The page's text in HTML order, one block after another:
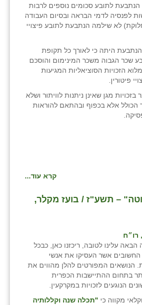
לתובע סכומים נוספים לרבות
לפנסיה לדמי הבראה ובסיום העבודה
לא שילמה הנתבעת לתובע פיצויי
היתה כי לאורך כל תקופת
שכר הגבוה משכר המינימום והוסכם
הזכויות הסוציאליות המגיעות
פיטורין.
מגן שאינן ניתנות לוויתור ושלא
הכולל אלא בכפוף ובהתאם להוראות
קרא עוד...
– תשע"ז / בועז מקלר,
רו״ח
עלינו לטובה, ריכזנו כאן, כבכל
אשר העסיקו את אנשי
הנושאים המפורטים להלן מהווים את
בתחום ההתיישבות הכפרית
הנוגעים לזכויות במקרקעין.
מקווה כי "תכלה שנה וקללותיה